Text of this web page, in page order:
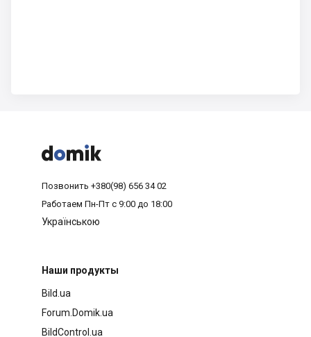



Позвонить +380(98) 656 34 02
Работаем Пн-Пт с 9:00 до 18:00
Українською
Наши продукты
Bild.ua
Forum.Domik.ua
BildControl.ua